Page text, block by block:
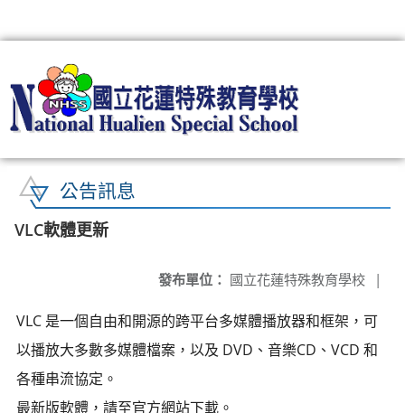
公告訊息
VLC軟體更新
發布單位： 國立花蓮特殊教育學校 |
VLC 是一個自由和開源的跨平台多媒體播放器和框架，可
以播放大多數多媒體檔案，以及 DVD、音樂CD、VCD 和
各種串流協定。
最新版軟體，請至官方網站下載。